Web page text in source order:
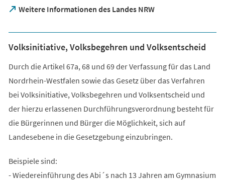
einem
Tab)
Weitere Informationen des Landes NRW
(Öffnet
Tab)
Volksinitiative, Volksbegehren und Volksentscheid
Durch die Artikel 67a, 68 und 69 der Verfassung für das Land
Nordrhein-Westfalen sowie das Gesetz über das Verfahren
bei Volksinitiative, Volksbegehren und Volksentscheid und
der hierzu erlassenen Durchführungsverordnung besteht für
die Bürgerinnen und Bürger die Möglichkeit, sich auf
Landesebene in die Gesetzgebung einzubringen.
Beispiele sind:
- Wiedereinführung des Abi´s nach 13 Jahren am Gymnasium